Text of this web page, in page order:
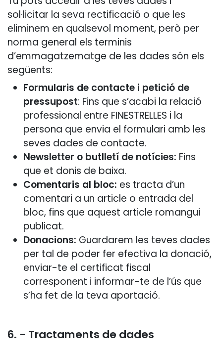
sol·licitar la seva rectificació o que les
eliminem en qualsevol moment, però per
norma general els terminis
d’emmagatzematge de les dades són els
següents:
Formularis de contacte i petició de
pressupost: Fins que s’acabi la relació
professional entre FINESTRELLES i la
persona que envia el formulari amb les
seves dades de contacte.
Newsletter o butlletí de notícies: Fins
que et donis de baixa.
Comentaris al bloc: es tracta d’un
comentari a un article o entrada del
bloc, fins que aquest article romangui
publicat.
Donacions: Guardarem les teves dades
per tal de poder fer efectiva la donació,
enviar-te el certificat fiscal
corresponent i informar-te de l’ús que
s’ha fet de la teva aportació.
6. - Tractaments de dades